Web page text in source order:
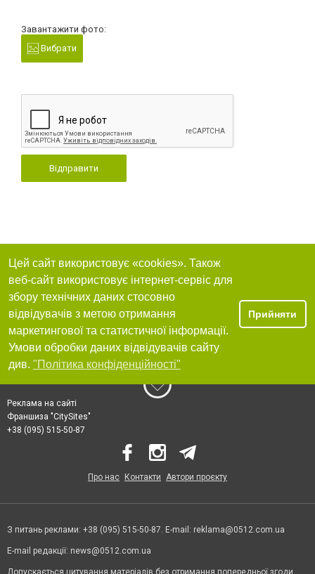
Завантажити фото:
Вибрати
Відправити
Цей сайт використовує «cookies». Також
веб-сайт використовує інтернет-сервіс для
збору технічних даних стосовно
відвідувачів з метою отримання
маркетингової та статистичної інформації.
Умови обробки даних відвідувачів сайту
див. "Політика конфіденційності"
Прийняти
Реклама на сайті
Франшиза "CitySites"
+38 (095) 515-50-87
Про нас Контакти Автори проєкту
З питань реклами: +38 (095) 515-50-87. E-mail: reklama@0512.com.ua
E-mail редакції: news@0512.com.ua
Допускається цитування матеріалів без отримання попередньої згоди